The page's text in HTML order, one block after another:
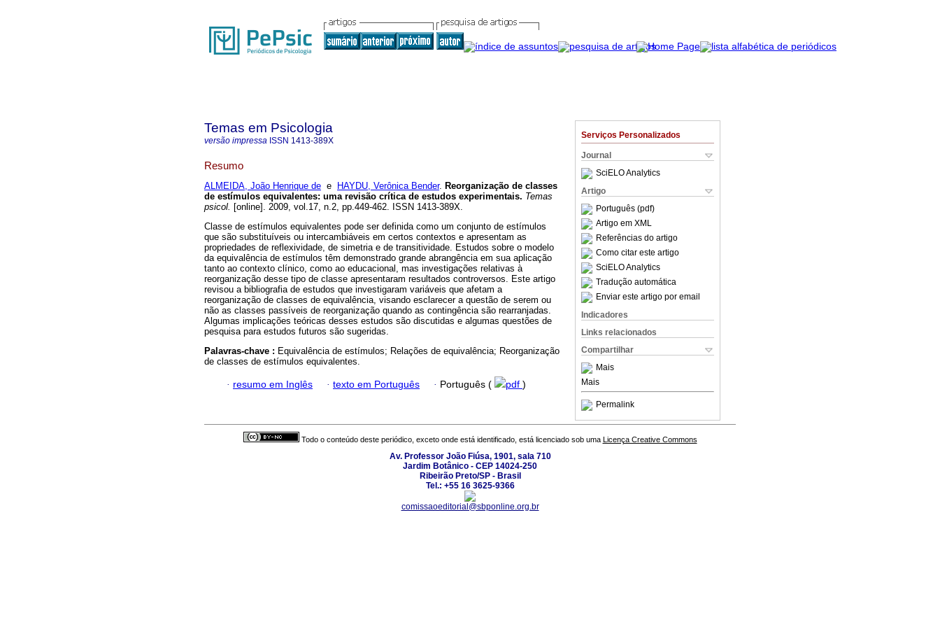
Serviços Personalizados
Journal
SciELO Analytics
Artigo
Português (pdf)
Artigo em XML
Referências do artigo
Como citar este artigo
SciELO Analytics
Tradução automática
Enviar este artigo por email
Indicadores
Links relacionados
Compartilhar
Mais
Mais
Permalink
Temas em Psicologia
versão impressa ISSN 1413-389X
Resumo
ALMEIDA, João Henrique de e HAYDU, Verônica Bender. Reorganização de classes
de estímulos equivalentes: uma revisão crítica de estudos experimentais. Temas
psicol. [online]. 2009, vol.17, n.2, pp.449-462. ISSN 1413-389X.
Classe de estímulos equivalentes pode ser definida como um conjunto de estímulos
que são substituíveis ou intercambiáveis em certos contextos e apresentam as
propriedades de reflexividade, de simetria e de transitividade. Estudos sobre o modelo
da equivalência de estímulos têm demonstrado grande abrangência em sua aplicação
tanto ao contexto clínico, como ao educacional, mas investigações relativas à
reorganização desse tipo de classe apresentaram resultados controversos. Este artigo
revisou a bibliografia de estudos que investigaram variáveis que afetam a
reorganização de classes de equivalência, visando esclarecer a questão de serem ou
não as classes passíveis de reorganização quando as contingência são rearranjadas.
Algumas implicações teóricas desses estudos são discutidas e algumas questões de
pesquisa para estudos futuros são sugeridas.
Palavras-chave : Equivalência de estímulos; Relações de equivalência; Reorganização
de classes de estímulos equivalentes.
· resumo em Inglês · texto em Português · Português ( pdf )
Todo o conteúdo deste periódico, exceto onde está identificado, está licenciado sob uma Licença Creative Commons
Av. Professor João Fiúsa, 1901, sala 710
Jardim Botânico - CEP 14024-250
Ribeirão Preto/SP - Brasil
Tel.: +55 16 3625-9366
comissaoeditorial@sbponline.org.br